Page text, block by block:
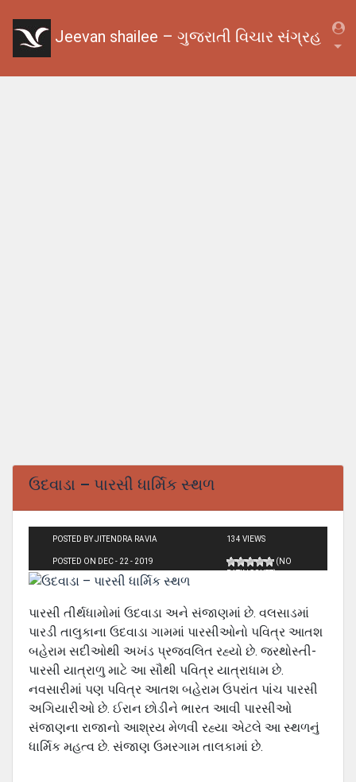
Jeevan shailee – ગુજરાતી વિચાર સંગ્રહ
ઉદવાડા – પારસી ધાર્મિક સ્થળ
POSTED BY JITENDRA RAVIA
POSTED ON DEC - 22 - 2019
134 VIEWS
(NO
RATINGS YET)
પારસી તીર્થધામોમાં ઉદવાડા અને સંજાણમાં છે. વલસાડમાં
પારડી તાલુકાના ઉદવાડા ગામમાં પારસીઓનો પવિત્ર આતશ
બહેરામ સદીઓથી અખંડ પ્રજવલિત રહ્યો છે. જરથોસ્તી-
પારસી યાત્રાળુ માટે આ સૌથી પવિત્ર યાત્રાધામ છે.
નવસારીમાં પણ પવિત્ર આતશ બહેરામ ઉપરાંત પાંચ પારસી
અગિયારીઓ છે. ઈરાન છોડીને ભારત આવી પારસીઓ
સંજાણના રાજાનો આશ્રય મેળવી રહ્યા એટલે આ સ્થળનું
ધાર્મિક મહત્વ છે. સંજાણ ઉમરગામ તાલકામાં છે.